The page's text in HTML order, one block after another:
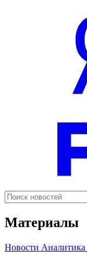
Материалы
Новости Аналитика